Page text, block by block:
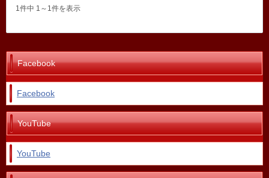
1件中 1～1件を表示
Facebook
Facebook
YouTube
YouTube